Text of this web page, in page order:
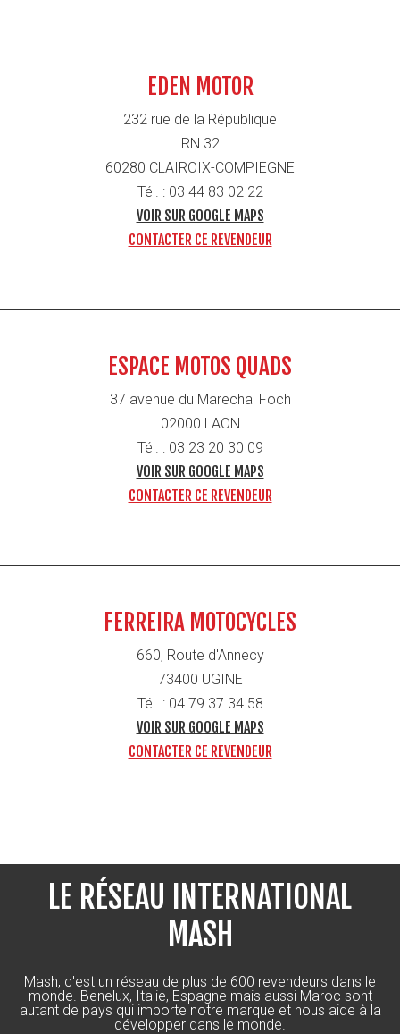
EDEN MOTOR
232 rue de la République
RN 32
60280 CLAIROIX-COMPIEGNE
Tél. : 03 44 83 02 22
VOIR SUR GOOGLE MAPS
CONTACTER CE REVENDEUR
ESPACE MOTOS QUADS
37 avenue du Marechal Foch
02000 LAON
Tél. : 03 23 20 30 09
VOIR SUR GOOGLE MAPS
CONTACTER CE REVENDEUR
FERREIRA MOTOCYCLES
660, Route d'Annecy
73400 UGINE
Tél. : 04 79 37 34 58
VOIR SUR GOOGLE MAPS
CONTACTER CE REVENDEUR
LE RÉSEAU INTERNATIONAL
MASH
Mash, c'est un réseau de plus de 600 revendeurs dans le
monde. Benelux, Italie, Espagne mais aussi Maroc sont
autant de pays qui importe notre marque et nous aide à la
développer dans le monde.